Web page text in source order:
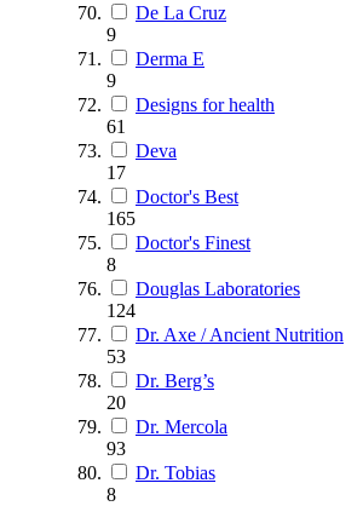
De La Cruz
9
Derma E
9
Designs for health
61
Deva
17
Doctor's Best
165
Doctor's Finest
8
Douglas Laboratories
124
Dr. Axe / Ancient Nutrition
53
Dr. Berg’s
20
Dr. Mercola
93
Dr. Tobias
8